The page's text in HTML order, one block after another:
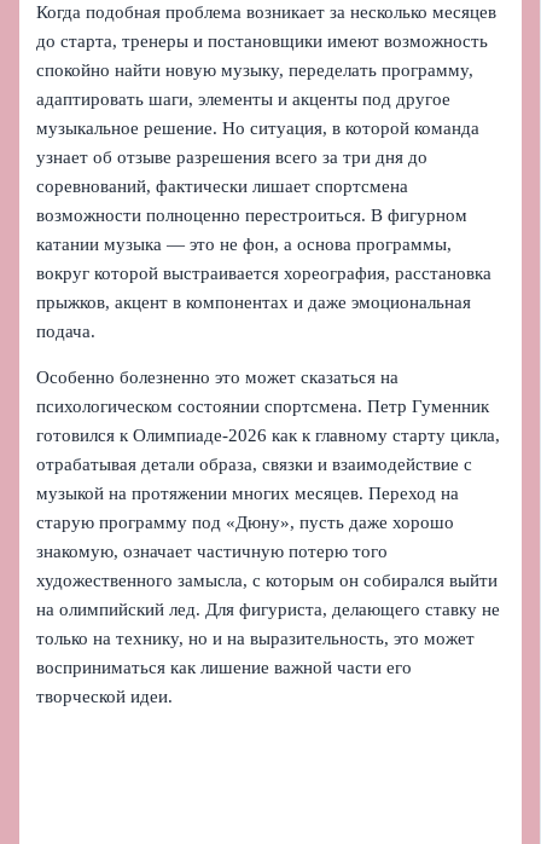
Когда подобная проблема возникает за несколько месяцев
до старта, тренеры и постановщики имеют возможность
спокойно найти новую музыку, переделать программу,
адаптировать шаги, элементы и акценты под другое
музыкальное решение. Но ситуация, в которой команда
узнает об отзыве разрешения всего за три дня до
соревнований, фактически лишает спортсмена
возможности полноценно перестроиться. В фигурном
катании музыка — это не фон, а основа программы,
вокруг которой выстраивается хореография, расстановка
прыжков, акцент в компонентах и даже эмоциональная
подача.
Особенно болезненно это может сказаться на
психологическом состоянии спортсмена. Петр Гуменник
готовился к Олимпиаде-2026 как к главному старту цикла,
отрабатывая детали образа, связки и взаимодействие с
музыкой на протяжении многих месяцев. Переход на
старую программу под «Дюну», пусть даже хорошо
знакомую, означает частичную потерю того
художественного замысла, с которым он собирался выйти
на олимпийский лед. Для фигуриста, делающего ставку не
только на технику, но и на выразительность, это может
восприниматься как лишение важной части его
творческой идеи.